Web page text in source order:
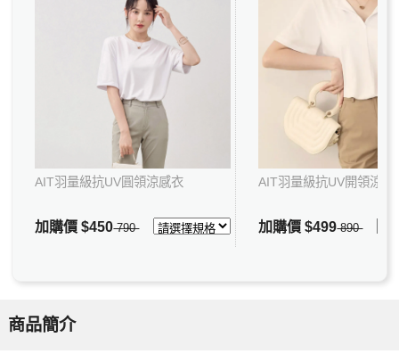
AIT羽量級抗UV圓領涼感衣
加購價$450790
AIT羽量級抗UV開領涼感
加購價$499890
商品簡介